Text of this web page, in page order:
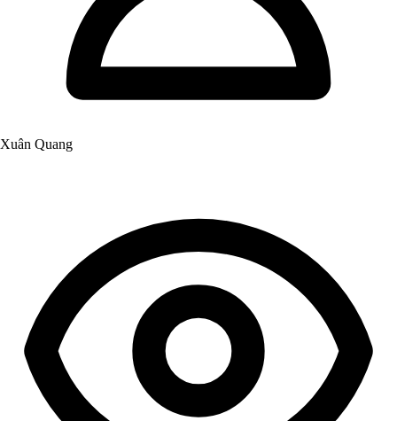
Xuân Quang